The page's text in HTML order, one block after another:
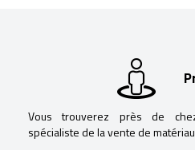
Vous trouverez près de
spécialiste de la vente de